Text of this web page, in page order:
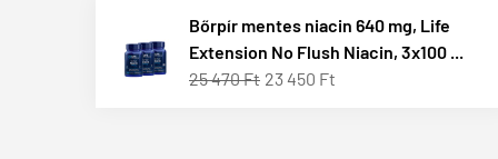
Bőrpír mentes niacin 640 mg, Life
Extension No Flush Niacin, 3x100 ...
25 470 Ft 23 450 Ft